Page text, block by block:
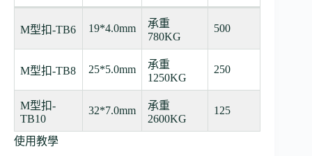
M型扣-TB6 19*4.0mm
承重
780KG
500
M型扣-TB8 25*5.0mm
承重
1250KG
250
M型扣-
TB10
32*7.0mm
承重
2600KG
125
使用教學